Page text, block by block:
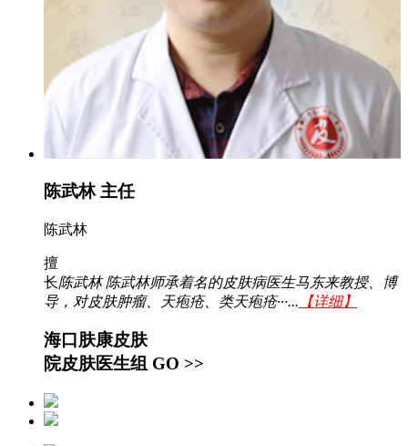
陈武林 主任
陈武林
擅
长陈武林 陈武林师承着名的皮肤病医生马东来教授、博
导，对皮肤肿瘤、天疱疮、类天疱疮···... 【详细】
海口肤康皮肤
院皮肤医生组 GO >>